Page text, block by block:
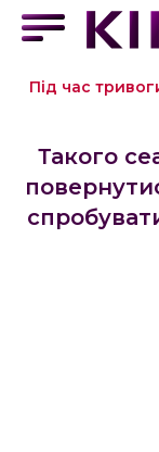
Під час
Такого